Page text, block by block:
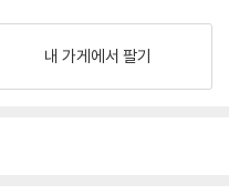
내 가게에서 팔기